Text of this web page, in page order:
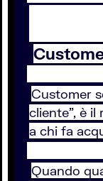
Customer
cliente”, è
a chi fa
Quando